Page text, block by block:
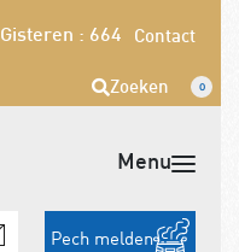
Gisteren : 664 Contact
Zoeken 0
Pech melden